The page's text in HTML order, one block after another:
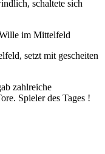
schaltete sich
im Mittelfeld
setzt mit gescheiten
zahlreiche
Spieler des Tages !